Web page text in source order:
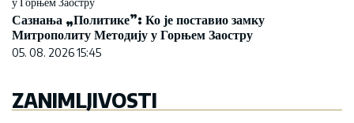
Сазнања „Политике”: Ко је поставио замку
Митрополиту Методију у Горњем Заостру
05. 08. 2026 15:45
ZANIMLJIVOSTI